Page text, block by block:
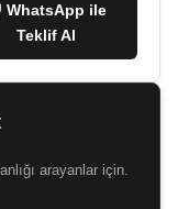
WhatsApp ile
Teklif Al
arayanlar için.